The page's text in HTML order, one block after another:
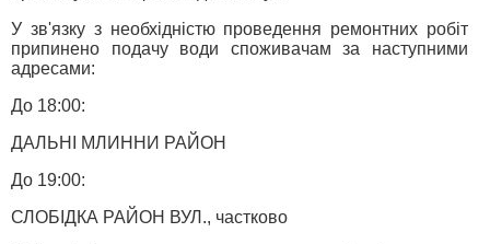
У зв'язку з необхідністю проведення ремонтних робіт
припинено подачу води споживачам за наступними
адресами:
До 18:00:
ДАЛЬНІ МЛИННИ РАЙОН
До 19:00:
СЛОБІДКА РАЙОН ВУЛ., частково